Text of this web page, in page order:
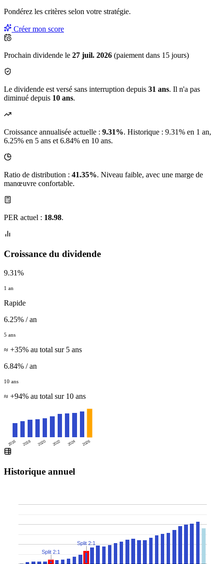
Pondérez les critères selon votre stratégie.
Créer mon score
Prochain dividende le 27 juil. 2026 (paiement dans 15 jours)
Le dividende est versé sans interruption depuis 31 ans. Il n'a pas
diminué depuis 10 ans.
Croissance annualisée actuelle : 9.31%. Historique : 9.31% en 1 an,
6.25% en 5 ans et 6.84% en 10 ans.
Ratio de distribution : 41.35%. Niveau faible, avec une marge de
manœuvre confortable.
PER actuel : 18.98.
Croissance du dividende
9.31%
1 an
Rapide
6.25% / an
5 ans
≈ +35% au total sur 5 ans
6.84% / an
10 ans
≈ +94% au total sur 10 ans
2016 2018 2020 2022 2024 2026
Historique annuel
Split 2:1
Split 2:1